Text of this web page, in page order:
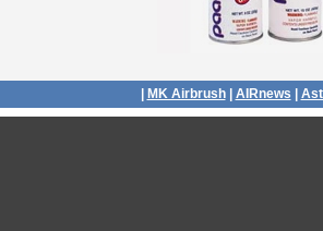
MK Airbrush| AIRnews